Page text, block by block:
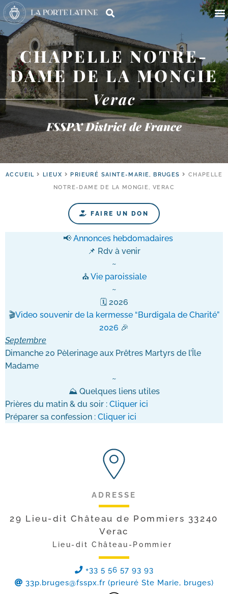
CHAPELLE NOTRE-
DAME DE LA MONGIE
Verac
FSSPX District de France
ACCUEIL LIEUX PRIEURÉ SAINTE-MARIE, BRUGES
CHAPELLE
NOTRE-DAME DE LA MONGIE, VERAC
FAIRE UN DON
📢 Annonces hebdomadaires
📌 Rdv à venir
~
⛪Vie paroissiale
~
🗓 2026
🎬Video souvenir de la kermesse “Burdigala de Charité”
2026 🎉
Septembre
Dimanche 20 Pèlerinage aux Prêtres Martyrs de l’Île
Madame
~
⛰ Quelques liens utiles
Prières du matin & du soir : Cliquer ici
Préparer sa confession : Cliquer ici
ADRESSE
29 Lieu-dit Château de Pommiers 33240
Verac
Lieu-dit Château-Pommier
+33 5 56 57 93 93
33p.bruges@fsspx.fr(prieuré Ste Marie, bruges)